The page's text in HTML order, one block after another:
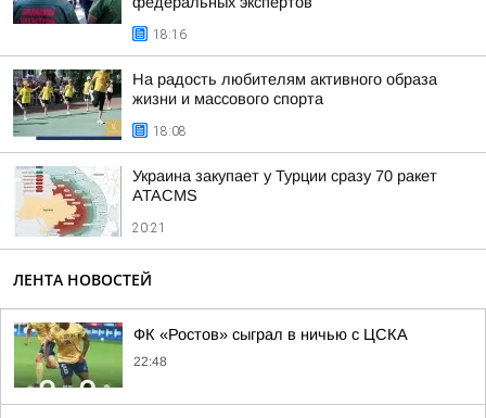
18:16
На радость любителям активного образа
жизни и массового спорта
18:08
Украина закупает у Турции сразу 70 ракет
ATACMS
20:21
ЛЕНТА НОВОСТЕЙ
ФК «Ростов» сыграл в ничью с ЦСКА
22:48